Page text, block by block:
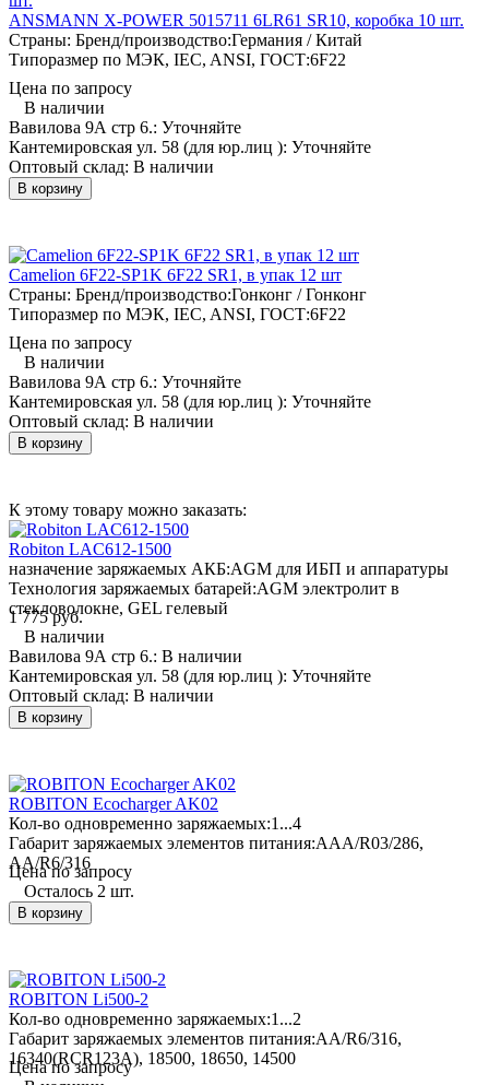
ANSMANN X-POWER 5015711 6LR61 SR10, коробка 10 шт.
Страны: Бренд/производство:Германия / Китай
Типоразмер по МЭК, IEC, ANSI, ГОСТ:6F22
Цена по запросу
В наличии
Вавилова 9А стр 6.: Уточняйте
Кантемировская ул. 58 (для юр.лиц ): Уточняйте
Оптовый склад: В наличии
В корзину
Camelion 6F22-SP1K 6F22 SR1, в упак 12 шт
Страны: Бренд/производство:Гонконг / Гонконг
Типоразмер по МЭК, IEC, ANSI, ГОСТ:6F22
Цена по запросу
В наличии
Вавилова 9А стр 6.: Уточняйте
Кантемировская ул. 58 (для юр.лиц ): Уточняйте
Оптовый склад: В наличии
В корзину
К этому товару можно заказать:
Robiton LAC612-1500
назначение заряжаемых АКБ:AGM для ИБП и аппаратуры
Технология заряжаемых батарей:AGM электролит в
стекловолокне, GEL гелевый
1 775 руб.
В наличии
Вавилова 9А стр 6.: В наличии
Кантемировская ул. 58 (для юр.лиц ): Уточняйте
Оптовый склад: В наличии
В корзину
ROBITON Ecocharger AK02
Кол-во одновременно заряжаемых:1...4
Габарит заряжаемых элементов питания:AAA/R03/286,
AA/R6/316
Цена по запросу
Осталось 2 шт.
В корзину
ROBITON Li500-2
Кол-во одновременно заряжаемых:1...2
Габарит заряжаемых элементов питания:AA/R6/316,
16340(RCR123A), 18500, 18650, 14500
Цена по запросу